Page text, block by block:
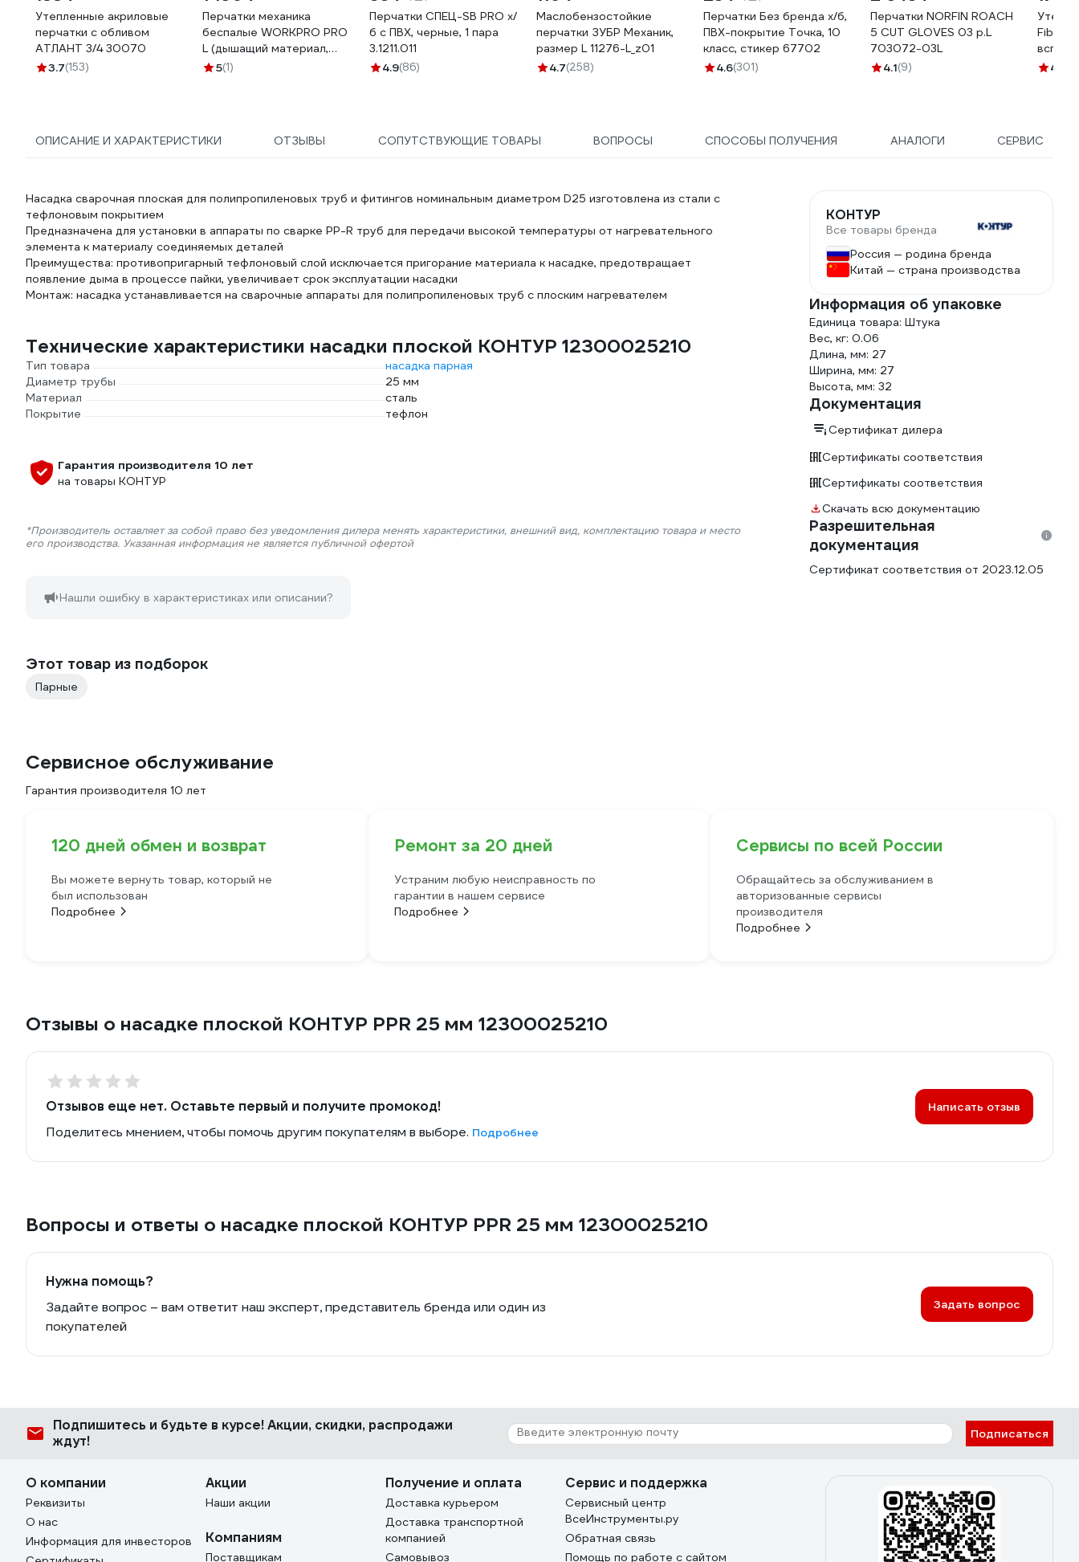
Утепленные акриловые
перчатки с обливом
АТЛАНТ 3/4 30070
3.7(153)
Перчатки механика
беспалые WORKPRO PRO
L (дышащий материал,
встроеное полотенце
5(1)
Перчатки СПЕЦ-SB PRO х/
б с ПВХ, черные, 1 пара
3.1211.011
4.9(86)
Маслобензостойкие
перчатки ЗУБР Механик,
размер L 11276-L_z01
4.7(258)
Перчатки Без бренда х/б,
ПВХ-покрытие Точка, 10
класс, стикер 67702
4.6(301)
Перчатки NORFIN ROACH
5 CUT GLOVES 03 р.L
703072-03L
4.1(9) 4.8
ОПИСАНИЕ И ХАРАКТЕРИСТИКИ ОТЗЫВЫ СОПУТСТВУЮЩИЕ ТОВАРЫ ВОПРОСЫ СПОСОБЫ ПОЛУЧЕНИЯ АНАЛОГИ СЕРВИС
Насадка сварочная плоская для полипропиленовых труб и фитингов номинальным диаметром D25 изготовлена из стали с
тефлоновым покрытием
Предназначена для установки в аппараты по сварке PP-R труб для передачи высокой температуры от нагревательного
элемента к материалу соединяемых деталей
Преимущества: противопригарный тефлоновый слой исключается пригорание материала к насадке, предотвращает
появление дыма в процессе пайки, увеличивает срок эксплуатации насадки
Монтаж: насадка устанавливается на сварочные аппараты для полипропиленовых труб с плоским нагревателем
Технические характеристики насадки плоской КОНТУР 12300025210
Тип товара
насадка парная
Диаметр трубы
25 мм
Материал
сталь
Покрытие
тефлон
Гарантия производителя 10 лет
на товары КОНТУР
*Производитель оставляет за собой право без уведомления дилера менять характеристики, внешний вид, комплектацию товара и место
его производства. Указанная информация не является публичной офертой
Нашли ошибку в характеристиках или описании?
КОНТУР
Все товары бренда
Россия — родина бренда
Китай — страна производства
Информация об упаковке
Единица товара: Штука
Вес, кг: 0.06
Длина, мм: 27
Ширина, мм: 27
Высота, мм: 32
Документация
Сертификат дилера
Сертификаты соответствия
Сертификаты соответствия
Скачать всю документацию
Разрешительная
документация
Сертификат соответствия от 2023.12.05
Этот товар из подборок
Парные
Сервисное обслуживание
Гарантия производителя 10 лет
120 дней обмен и возврат
Вы можете вернуть товар, который не
был использован
Подробнее
Ремонт за 20 дней
Устраним любую неисправность по
гарантии в нашем сервисе
Подробнее
Сервисы по всей России
Обращайтесь за обслуживанием в
авторизованные сервисы
производителя
Подробнее
Отзывы о насадке плоской КОНТУР PPR 25 мм 12300025210
Отзывов еще нет. Оставьте первый и получите промокод!
Поделитесь мнением, чтобы помочь другим покупателям в выборе. Подробнее
Написать отзыв
Вопросы и ответы о насадке плоской КОНТУР PPR 25 мм 12300025210
Нужна помощь?
Задайте вопрос – вам ответит наш эксперт, представитель бренда или один из
покупателей
Задать вопрос
Подпишитесь и будьте в курсе! Акции, скидки, распродажи
ждут!
Подписаться
О компании
Реквизиты
О нас
Информация для инвесторов
Акции
Наши акции
Компаниям
Поставщикам
Получение и оплата
Доставка курьером
Доставка транспортной
компанией
Самовывоз
Сервис и поддержка
Сервисный центр
ВсеИнструменты.ру
Обратная связь
Помощь по работе с сайтом